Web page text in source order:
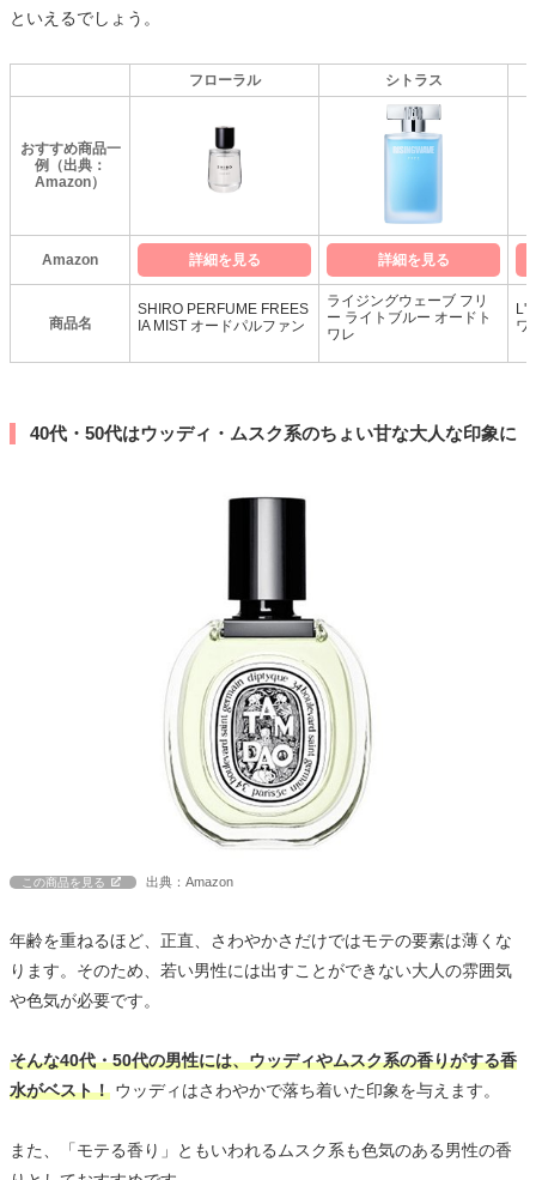
といえるでしょう。
フローラル シトラス
おすすめ商品一
例（出典：
Amazon）
Amazon 詳細を見る 詳細を見る
商品名
SHIRO PERFUME FREES
IA MIST オードパルファン
ライジングウェーブ フリ
ー ライトブルー オードト
ワレ
ワ
40代・50代はウッディ・ムスク系のちょい甘な大人な印象に
この商品を見る 出典：Amazon
年齢を重ねるほど、正直、さわやかさだけではモテの要素は薄くな
ります。そのため、若い男性には出すことができない大人の雰囲気
や色気が必要です。
そんな40代・50代の男性には、ウッディやムスク系の香りがする香
水がベスト！ ウッディはさわやかで落ち着いた印象を与えます。
また、「モテる香り」ともいわれるムスク系も色気のある男性の香